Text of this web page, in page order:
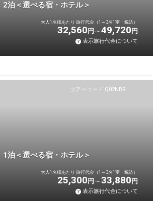
＜選べる宿・ホテル＞
大人1名様あたり 旅行代金（1～3名1室・税込）
32,560 円 49,720 円
表示旅行代金について
ツアーコード Q02NBR
＜選べる宿・ホテル＞
大人1名様あたり 旅行代金（1～3名1室・税込）
25,300 円 33,880 円
表示旅行代金について